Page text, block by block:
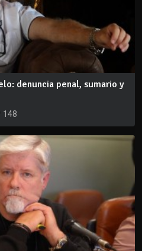
denuncia penal, sumario y
148